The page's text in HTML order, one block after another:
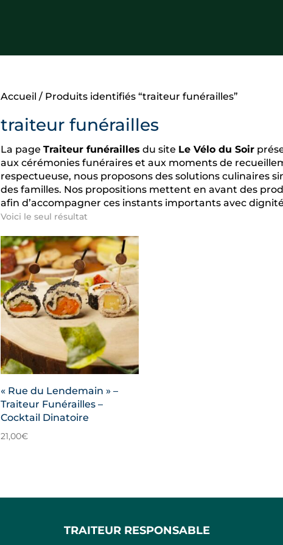
Accueil / Produits identifiés “traiteur funérailles”
traiteur funérailles
La page Traiteur funérailles du site Le Vélo du Soir
aux cérémonies funéraires et aux moments de
respectueuse, nous proposons des solutions culinaires
des familles. Nos propositions mettent en avant des
afin d’accompagner ces instants importants avec
Voici le seul résultat
« Rue du Lendemain » –
Traiteur Funérailles –
Cocktail Dinatoire
21,00€
TRAITEUR RESPONSABLE